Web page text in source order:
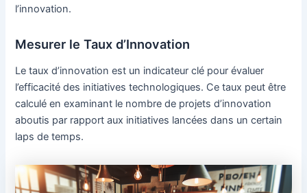
l’innovation.
Mesurer le Taux d’Innovation
Le taux d’innovation est un indicateur clé pour évaluer
l’efficacité des initiatives technologiques. Ce taux peut être
calculé en examinant le nombre de projets d’innovation
aboutis par rapport aux initiatives lancées dans un certain
laps de temps.